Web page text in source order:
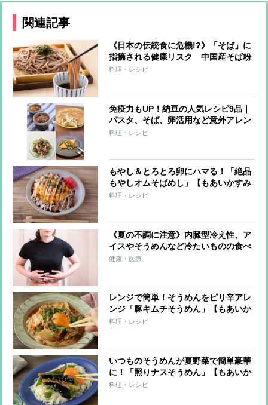
関連記事
《日本の伝統食に危機!?》「そば」に
指摘される健康リスク 中国産そば粉
の懸念点、“安いそば”はそば粉より小
料理・レシピ
免疫力もUP！納豆の人気レシピ9品｜
パスタ、そば、卵活用など意外アレン
ジ続々
料理・レシピ
もやし＆とろとろ卵にハマる！「絶品
もやしオムそばめし」【もあいかすみ
ラクウマレシピ】
料理・レシピ
《夏の不調に注意》内臓型冷え性、ア
イスやそうめんなど冷たいものの食べ
すぎも原因に 医師が教える今すぐで
健康・医療
レンジで簡単！そうめんをピリ辛アレ
ンジ「豚キムチそうめん」【もあいか
すみ ラクウマレシピ】
料理・レシピ
いつものそうめんが夏野菜で簡単豪華
に！「照りナスそうめん」【もあいか
すみ ラクウマレシピ】
料理・レシピ